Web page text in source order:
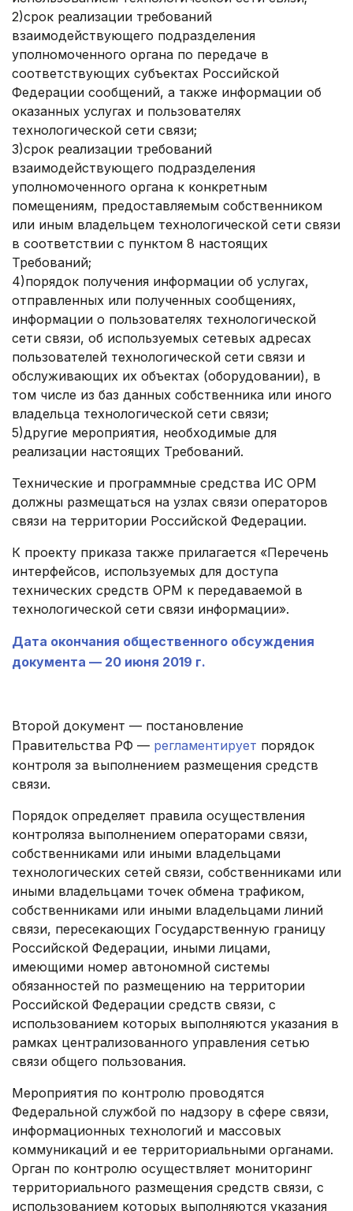
2)срок реализации требований
взаимодействующего подразделения
уполномоченного органа по передаче в
соответствующих субъектах Российской
Федерации сообщений, а также информации об
оказанных услугах и пользователях
технологической сети связи;
3)срок реализации требований
взаимодействующего подразделения
уполномоченного органа к конкретным
помещениям, предоставляемым собственником
или иным владельцем технологической сети связи
в соответствии с пунктом 8 настоящих
Требований;
4)порядок получения информации об услугах,
отправленных или полученных сообщениях,
информации о пользователях технологической
сети связи, об используемых сетевых адресах
пользователей технологической сети связи и
обслуживающих их объектах (оборудовании), в
том числе из баз данных собственника или иного
владельца технологической сети связи;
5)другие мероприятия, необходимые для
реализации настоящих Требований.
Технические и программные средства ИС ОРМ
должны размещаться на узлах связи операторов
связи на территории Российской Федерации.
К проекту приказа также прилагается «Перечень
интерфейсов, используемых для доступа
технических средств ОРМ к передаваемой в
технологической сети связи информации».
Дата окончания общественного обсуждения
документа — 20 июня 2019 г.
Второй документ — постановление
Правительства РФ — регламентирует порядок
контроля за выполнением размещения средств
связи.
Порядок определяет правила осуществления
контроля‎за выполнением операторами связи,
собственниками или иными владельцами
технологических сетей связи, собственниками или
иными владельцами точек обмена трафиком,
собственниками или иными владельцами линий
связи, пересекающих Государственную границу
Российской Федерации, иными лицами,
имеющими номер автономной системы
обязанностей по размещению на территории
Российской Федерации средств связи, с
использованием которых выполняются указания в
рамках централизованного управления сетью
связи общего пользования.
Мероприятия по контролю проводятся
Федеральной службой по надзору в сфере связи,
информационных технологий и массовых
коммуникаций и ее территориальными органами.
Орган по контролю осуществляет мониторинг
территориального размещения средств связи, с
использованием которых выполняются указания